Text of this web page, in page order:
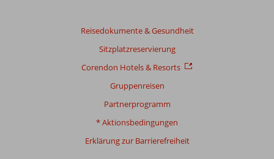
Reisedokumente & Gesundheit
Sitzplatzreservierung
Corendon Hotels & Resorts
Gruppenreisen
Partnerprogramm
* Aktionsbedingungen
Erklärung zur Barrierefreiheit